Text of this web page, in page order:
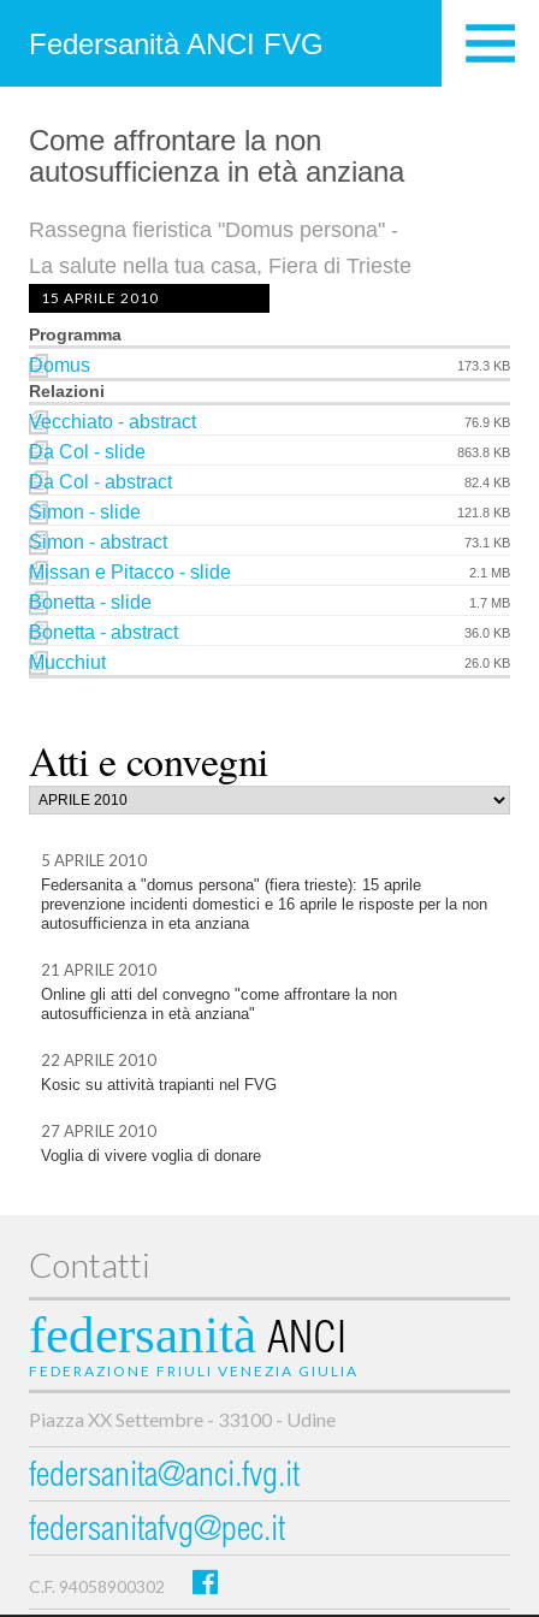
Federsanità ANCI FVG
Atti e convegni
5 APRILE 2010
Federsanita a "domus persona" (fiera trieste): 15 aprile
prevenzione incidenti domestici e 16 aprile le risposte per la non
autosufficienza in eta anziana
21 APRILE 2010
Online gli atti del convegno "come affrontare la non
autosufficienza in età anziana"
22 APRILE 2010
Kosic su attività trapianti nel FVG
27 APRILE 2010
Voglia di vivere voglia di donare
Come affrontare la non
autosufficienza in età anziana
Rassegna fieristica "Domus persona" -
La salute nella tua casa, Fiera di Trieste
15 APRILE 2010
Programma
Domus 173.3 KB
Relazioni
Vecchiato - abstract 76.9 KB
Da Col - slide 863.8 KB
Da Col - abstract 82.4 KB
Simon - slide 121.8 KB
Simon - abstract 73.1 KB
Missan e Pitacco - slide 2.1 MB
Bonetta - slide 1.7 MB
Bonetta - abstract 36.0 KB
Mucchiut 26.0 KB
Contatti
federsanità ANCI
FEDERAZIONE FRIULI VENEZIA GIULIA
Piazza XX Settembre - 33100 - Udine
federsanita@anci.fvg.it
federsanitafvg@pec.it
C.F. 94058900302